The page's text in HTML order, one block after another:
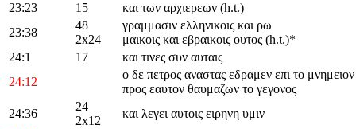
23:23
15
και των αρχιερεων (h.t.)
23:38
48
2x24
γραμμασιν ελληνικοις και ρω
μαικοις και εβραικοις ουτος (h.t.)*
24:1
17
και τινες συν αυταις
24:12
ο δε πετρος αναστας εδραμεν επι το
προς εαυτον θαυμαζων το γεγονος
24:36
24
2x12
και λεγει αυτοις ειρηνη υμιν